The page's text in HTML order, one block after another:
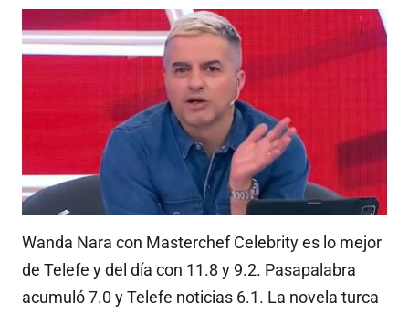
Wanda Nara con Masterchef Celebrity es lo mejor
de Telefe y del día con 11.8 y 9.2. Pasapalabra
acumuló 7.0 y Telefe noticias 6.1. La novela turca